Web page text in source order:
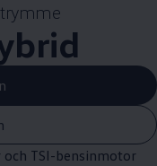
TSI-bensinmotor